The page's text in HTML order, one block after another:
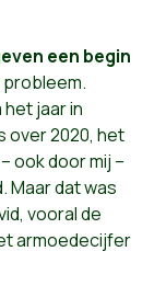
een begin
jaar in
over 2020, het
ook door mij –
Maar dat was
vooral de
armoedecijfer